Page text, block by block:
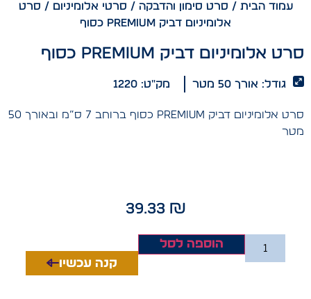
עמוד הבית/ סרט סימון והדבקה/ סרטי אלומיניום/ סרט
אלומיניום דביק PREMIUM כסוף
סרט אלומיניום דביק PREMIUM כסוף
גודל: אורך 50 מטר מק"ט: 1220
סרט אלומיניום דביק PREMIUM כסוף ברוחב 7 ס”מ ובאורך 50
מטר
39.33₪
הוספה לסל
קנה עכשיו